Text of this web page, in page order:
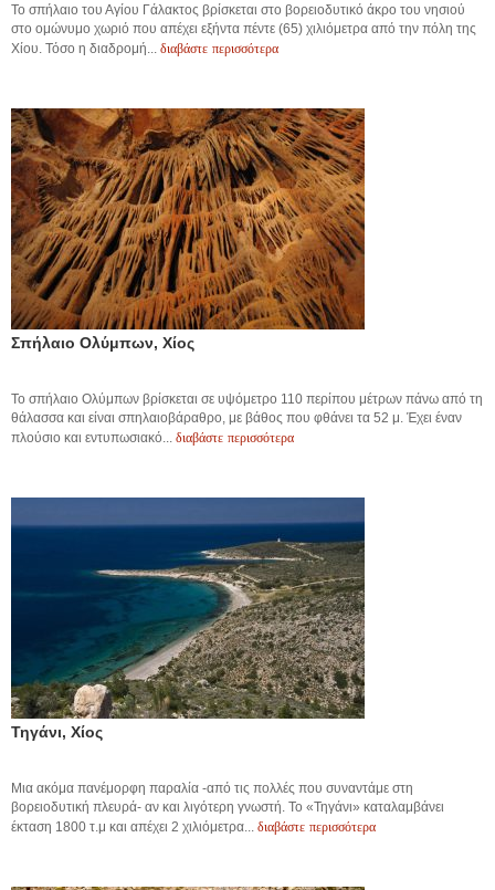
Το σπήλαιο του Αγίου Γάλακτος βρίσκεται στο βορειοδυτικό άκρο του νησιού
στο ομώνυμο χωριό που απέχει εξήντα πέντε (65) χιλιόμετρα από την πόλη της
Χίου. Τόσο η διαδρομή... διαβάστε περισσότερα
Σπήλαιο Ολύμπων, Χίος
Το σπήλαιο Ολύμπων βρίσκεται σε υψόμετρο 110 περίπου μέτρων πάνω από τη
θάλασσα και είναι σπηλαιοβάραθρο, με βάθος που φθάνει τα 52 μ. Έχει έναν
πλούσιο και εντυπωσιακό... διαβάστε περισσότερα
Τηγάνι, Χίος
Μια ακόμα πανέμορφη παραλία -από τις πολλές που συναντάμε στη
βορειοδυτική πλευρά- αν και λιγότερη γνωστή. Το «Τηγάνι» καταλαμβάνει
έκταση 1800 τ.μ και απέχει 2 χιλιόμετρα... διαβάστε περισσότερα